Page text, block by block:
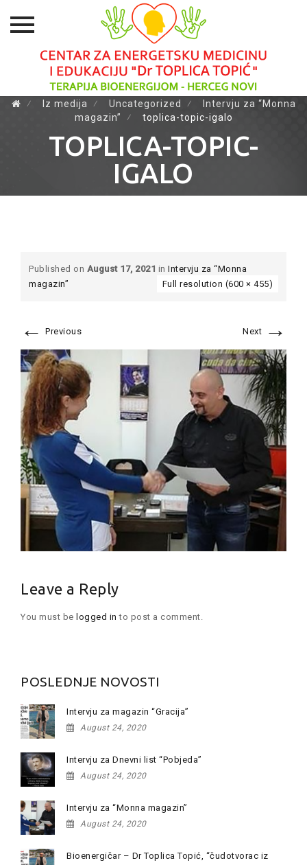
Skip⁄ Iz medija ⁄ Uncategorized ⁄
Intervju za “Monna
magazin” ⁄ toplica-topic-igalo
TOPLICA-TOPIC-
IGALO
Published on August 17, 2021 in Intervju za “Monna
magazin”
Full resolution (600 × 455)
← Previous Next →
Leave a Reply
You must be logged in to post a comment.
POSLEDNJE NOVOSTI
Intervju za magazin “Gracija”
August 24, 2020
Intervju za Dnevni list “Pobjeda”
August 24, 2020
Intervju za “Monna magazin”
August 24, 2020
Bioenergičar – Dr Toplica Topić, “čudotvorac iz